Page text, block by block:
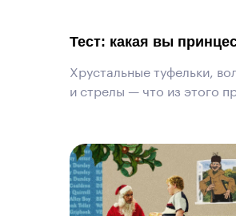
Тест: какая вы
Хрустальные туфельки,
и стрелы — что из этого